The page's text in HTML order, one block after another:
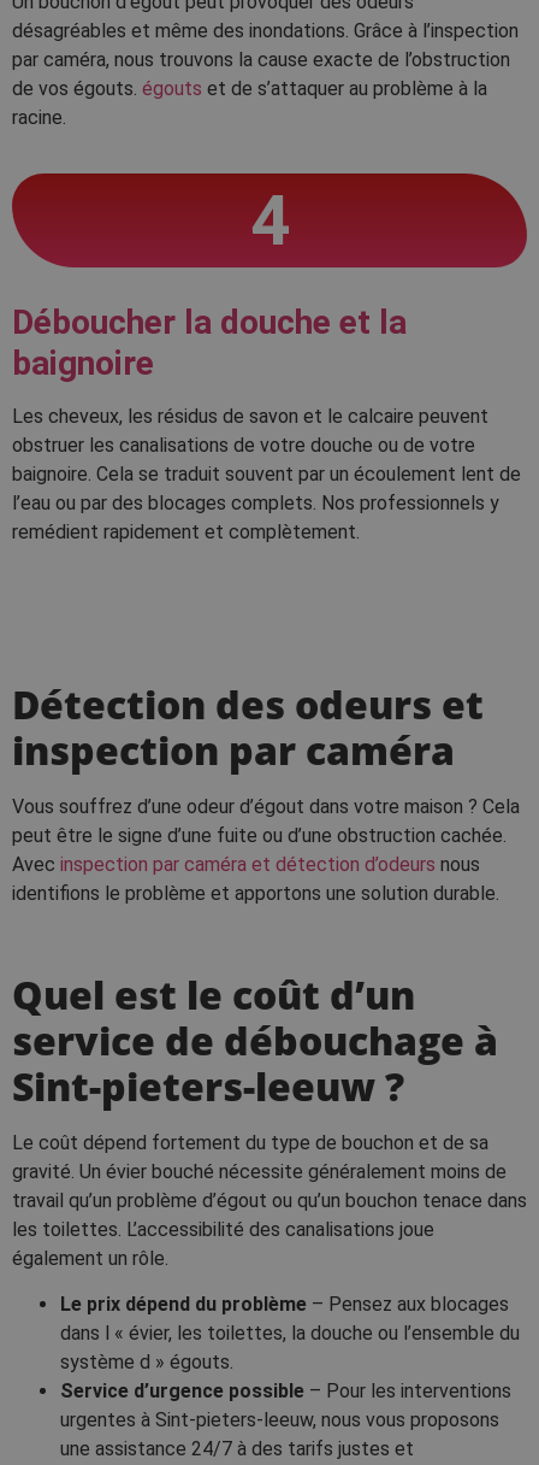
désagréables et même des inondations. Grâce à l’inspection
par caméra, nous trouvons la cause exacte de l’obstruction
de vos égouts. égouts et de s’attaquer au problème à la
racine.
4
Déboucher la douche et la
baignoire
Les cheveux, les résidus de savon et le calcaire peuvent
obstruer les canalisations de votre douche ou de votre
baignoire. Cela se traduit souvent par un écoulement lent de
l’eau ou par des blocages complets. Nos professionnels y
remédient rapidement et complètement.
Détection des odeurs et
inspection par caméra
Vous souffrez d’une odeur d’égout dans votre maison ? Cela
peut être le signe d’une fuite ou d’une obstruction cachée.
Avec inspection par caméra et détection d’odeurs nous
identifions le problème et apportons une solution durable.
Quel est le coût d’un
service de débouchage à
Sint-pieters-leeuw ?
Le coût dépend fortement du type de bouchon et de sa
gravité. Un évier bouché nécessite généralement moins de
travail qu’un problème d’égout ou qu’un bouchon tenace dans
les toilettes. L’accessibilité des canalisations joue
également un rôle.
Le prix dépend du problème – Pensez aux blocages
dans l « évier, les toilettes, la douche ou l’ensemble du
système d » égouts.
Service d’urgence possible – Pour les interventions
urgentes à Sint-pieters-leeuw, nous vous proposons
une assistance 24/7 à des tarifs justes et